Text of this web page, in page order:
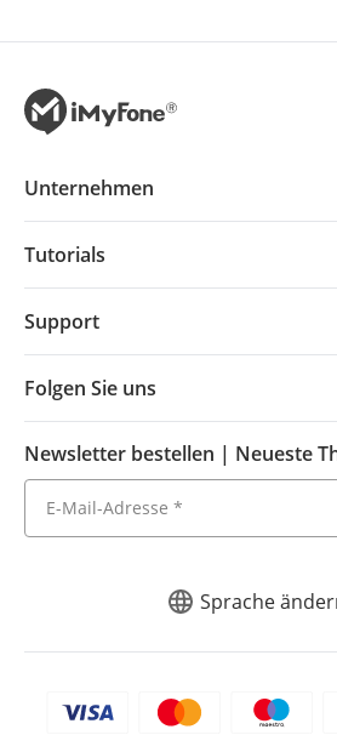
Sprache
Unternehmen
Tutorials
Support
Folgen Sie uns
Newsletter bestellen | Neueste